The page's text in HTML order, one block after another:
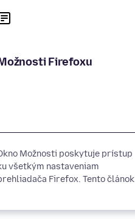
Firefoxu
Možnosti poskytuje prístup
všetkým nastaveniam
Firefox. Tento článok